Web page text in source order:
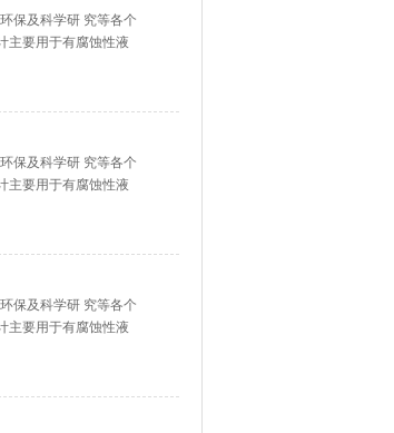
保及科学研 究等各个
主要用于有腐蚀性液
保及科学研 究等各个
主要用于有腐蚀性液
保及科学研 究等各个
主要用于有腐蚀性液